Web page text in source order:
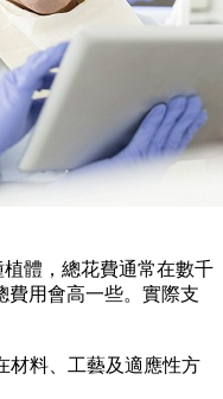
體，總花費通常在數千
費用會高一些。實際支
料、工藝及適應性方